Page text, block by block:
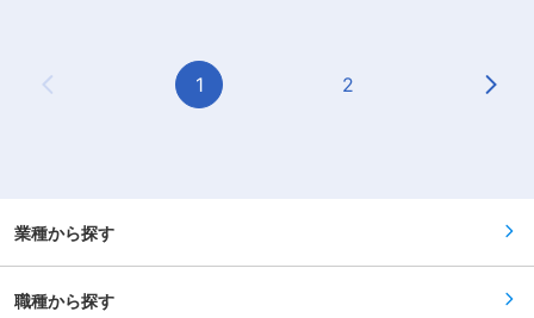
を取得できるから、無資格、未経験の方でもOK
また、当社研修で「介護職員実務者研修」の取得
も可能！持っていない資格を取得して給与も
間関係で悩むこともありません。 給与：「今は良
給与UPのチャンス多数。最短半年で給与UPした
方もいます。
床・就寝・入浴・食事の介助 ・外出時の同行支援
・介護記録の記入 など ※詳細は面談時にお伝
えします 介護スタッフのフォローなどサービス提
援助など ◇13:00～／サービス記録、終了 ＜休
憩・次の利用者宅へ移動＞ ◇14:00～／利用者宅
到着・サービス開始 ◇18:00～／サービス記録、
ス開始 ・就寝前後の身支度ケア(歯磨き、お
Previous Page
1 2
業種から探す
職種から探す